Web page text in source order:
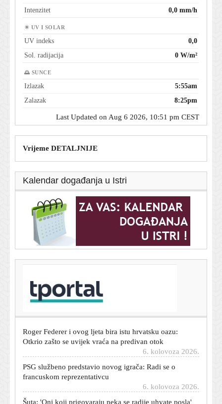
Intenzitet
0,0 mm/h
☀ UV I SOLAR
UV indeks
0,0
Sol. radijacija
0 W/m²
🌅 SUNCE
Izlazak
5:55am
Zalazak
8:25pm
Last Updated on Aug 6 2026, 10:51 pm CEST
Vrijeme DETALJNIJE
Kalendar događanja u Istri
Bjeloruski migranti kopaju tunele prema Europi: Dosad
su ih našli već 12
Otkrio zašto se uvijek vraća na predivan otok
6. kolovoza 2026.
PSG službeno predstavio novog igrača: Radi se o
francuskom reprezentativcu
Šuta: 'Oni koji prigovaraju neka se radije uhvate posla'